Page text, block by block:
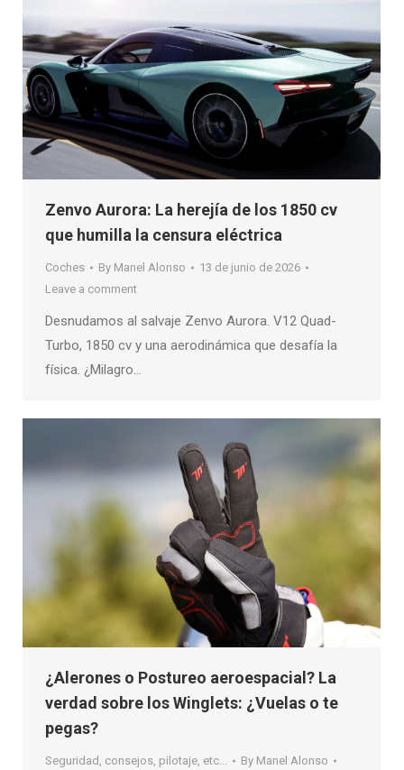
Zenvo Aurora: La herejía de los 1850 cv
que humilla la censura eléctrica
Coches By Manel Alonso
13 de junio de 2026
Leave a comment
Desnudamos al salvaje Zenvo Aurora. V12 Quad-
Turbo, 1850 cv y una aerodinámica que desafía la
física. ¿Milagro…
¿Alerones o Postureo aeroespacial? La
verdad sobre los Winglets: ¿Vuelas o te
pegas?
Seguridad, consejos, pilotaje, etc... By Manel Alonso